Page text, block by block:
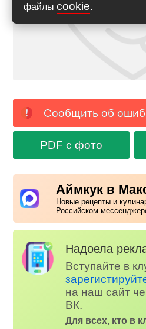
файлы cookie.
Сообщить об
PDF с фото
Аймкук в
Новые рецепты и
Российском
Надоела
Вступайте в
на наш сайт
ВК.
Для всех, кто в